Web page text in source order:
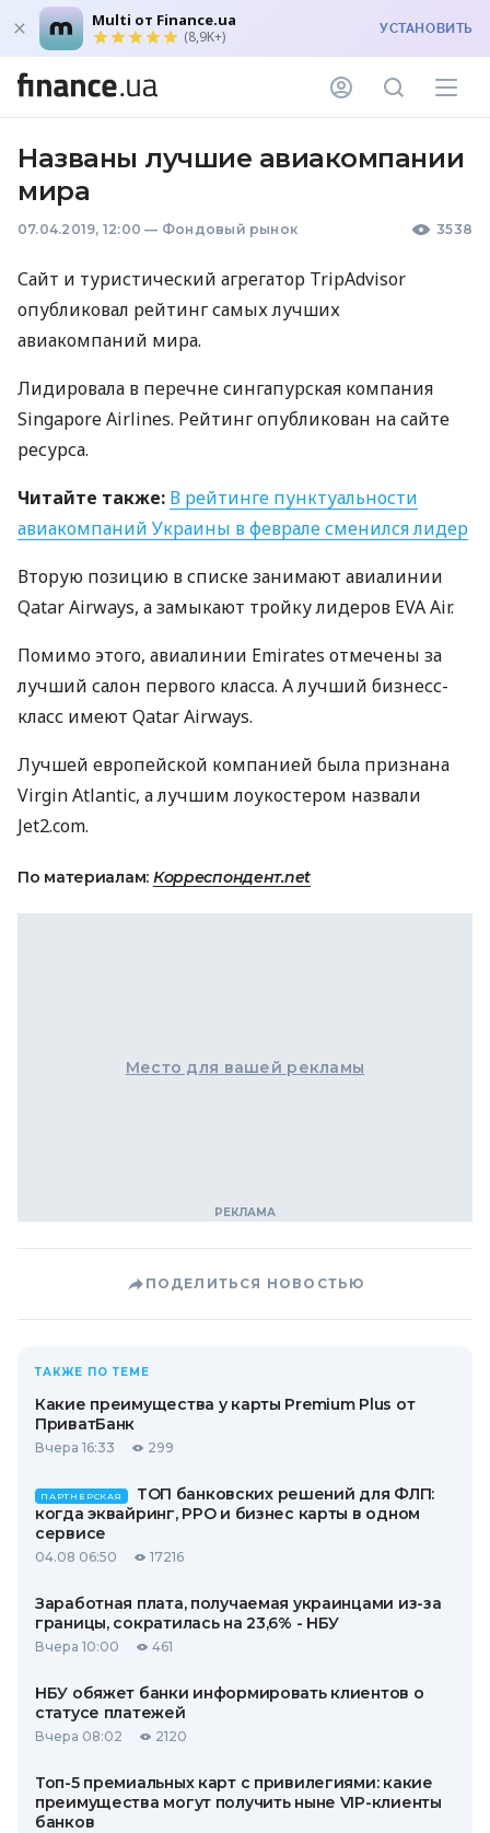
Multi от Finance.ua
(8,9K+) УСТАНОВИТЬ
Названы лучшие авиакомпании
мира
07.04.2019, 12:00 — Фондовый рынок 3538
Сайт и туристический агрегатор TripAdvisor
опубликовал рейтинг самых лучших
авиакомпаний мира.
Лидировала в перечне сингапурская компания
Singapore Airlines. Рейтинг опубликован на сайте
ресурса.
Читайте также: В рейтинге пунктуальности
авиакомпаний Украины в феврале сменился лидер
Вторую позицию в списке занимают авиалинии
Qatar Airways, а замыкают тройку лидеров EVAAir.
Помимо этого, авиалинии Emirates отмечены за
лучший салон первого класса. А лучший бизнесс-
класс имеют Qatar Airways.
Лучшей европейской компанией была признана
Virgin Atlantic, а лучшим лоукостером назвали
Jet2.com.
По материалам: Корреспондент.net
Место для вашей рекламы
ПОДЕЛИТЬСЯ НОВОСТЬЮ
ТАКЖЕ ПО ТЕМЕ
Какие преимущества у карты Premium Plus от
ПриватБанк
Вчера 16:33 299
ПАРТНЕРСКАЯ
ТОП банковских решений для ФЛП:
когда эквайринг, РРО и бизнес карты в одном
сервисе
04.08 06:50 17216
Заработная плата, получаемая украинцами из-за
границы, сократилась на 23,6% - НБУ
Вчера 10:00 461
НБУ обяжет банки информировать клиентов о
статусе платежей
Вчера 08:02 2120
Топ-5 премиальных карт с привилегиями: какие
преимущества могут получить ныне VIP-клиенты
банков